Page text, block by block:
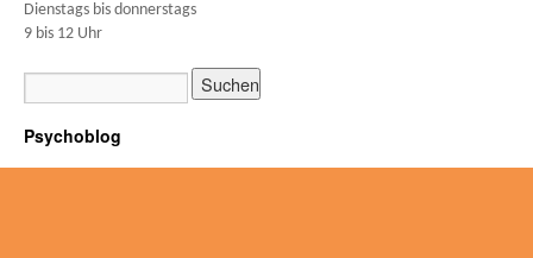
Dienstags bis donnerstags
9 bis 12 Uhr
Psychoblog